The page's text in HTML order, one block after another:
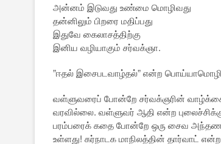
அன்னம் இடுவது உண்மை மொழிவது
தன்னிலும் பிறரை மதிப்பது
இதுவே கைலாசத்திற்கு
இனிய வழியாகும் சர்வக்ஞா.
”ஈதல் இசைபடவாழ்தல்” என்ற
வள்ளுவரைப் போன்றே சர்வக்ஞரின் வாழ்க்கை
வரவில்லை. வள்ளுவர் ஆதி என்ற
பரம்பரைக் கதை போன்றே ஒரு சைவ
உள்ளது! கர்நாடக மாநிலத்தின் தார்வாட்